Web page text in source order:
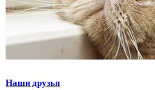
Наши друзья